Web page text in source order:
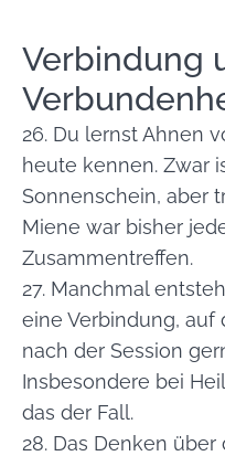
Verbindung
26. Du lernst Ahnen
heute kennen. Zwar
Sonnenschein, aber
Miene war bisher
Zusammentreffen.
27. Manchmal
eine Verbindung,
nach der Session
Insbesondere bei
das der Fall.
28. Das Denken